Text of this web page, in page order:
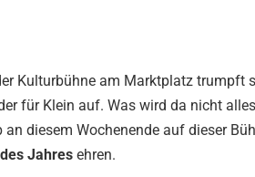
Kulturbühne am Marktplatz trumpft
für Klein auf. Was wird da nicht
diesem Wochenende auf dieser
Jahres ehren.